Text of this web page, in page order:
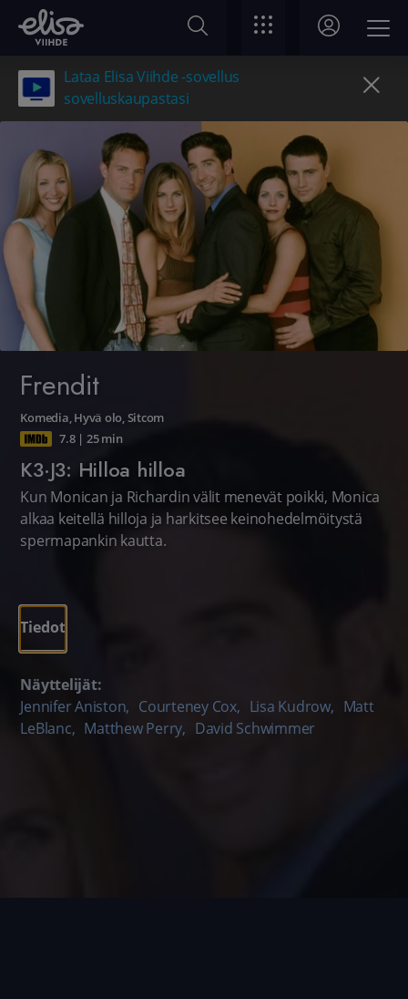
Lataa Elisa Viihde -sovellus
sovelluskaupastasi
Frendit
Komedia,Hyvä olo,Sitcom
7.8| 25 min
K3·J3: Hilloa hilloa
Kun Monican ja Richardin välit menevät poikki, Monica
alkaa keitellä hilloja ja harkitsee keinohedelmöitystä
spermapankin kautta.
Tiedot
Näyttelijät:
Jennifer Aniston, Courteney Cox, Lisa Kudrow, Matt
LeBlanc, Matthew Perry, David Schwimmer